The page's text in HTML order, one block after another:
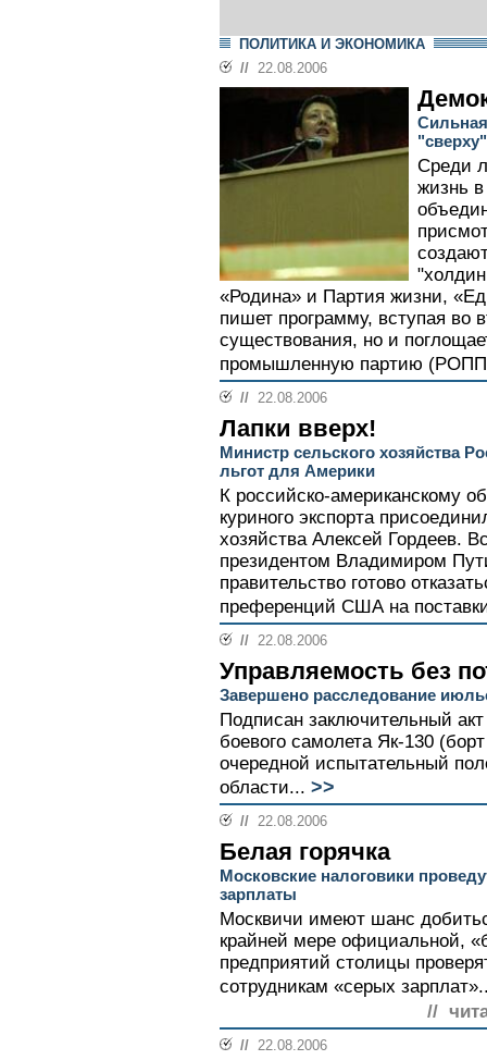
ПОЛИТИКА И ЭКОНОМИКА
// 22.08.2006
Среди
жизнь
«Родина» и Партия жизни,
пишет программу, вступая во
существования, но и
промышленную партию
// 22.08.2006
Лапки вверх!
Министр сельского хозяйства
льгот для Америки
К российско-американскому
куриного экспорта
хозяйства Алексей Гордеев.
президентом Владимиром
правительство готово
преференций США на
// 22.08.2006
Управляемость без
Завершено расследование
Подписан заключительный
боевого самолета Як-130
очередной испытательный
области... >>
// 22.08.2006
Белая горячка
Московские налоговики
зарплаты
Москвичи имеют шанс
крайней мере официальной,
предприятий столицы
сотрудникам «серых
//
// 22.08.2006